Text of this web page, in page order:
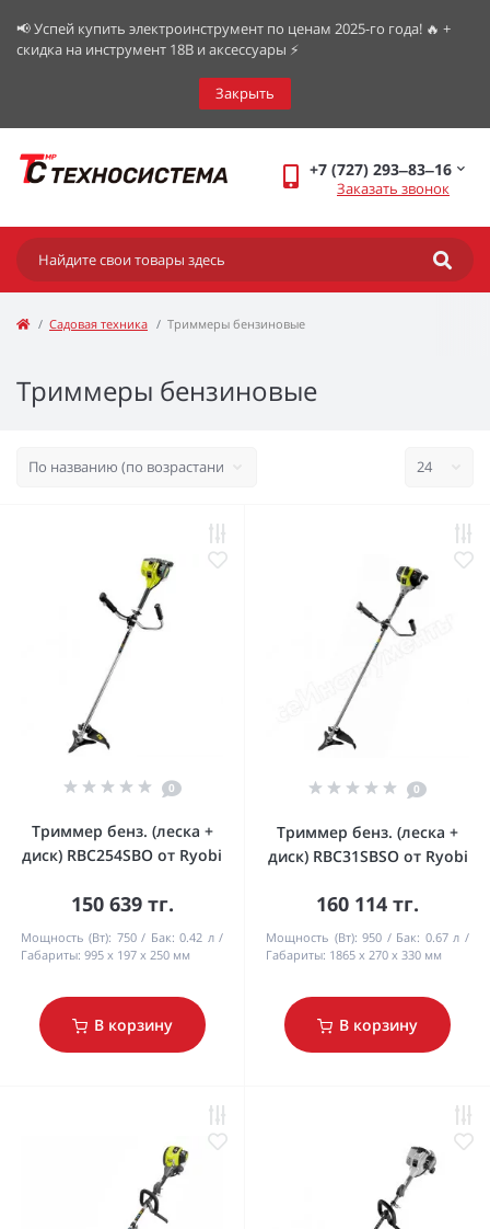
📢 Успей купить электроинструмент по ценам 2025-го года! 🔥 +
скидка на инструмент 18В и аксессуары ⚡️
Закрыть
+7 (727) 293‒83‒16
Заказать звонок
Садовая техника Триммеры бензиновые
Триммеры бензиновые
0
Триммер бенз. (леска +
диск) RBC254SBO от Ryobi
150 639 тг.
Мощность (Вт): 750 Бак: 0.42 л
Габариты: 995 х 197 х 250 мм
В корзину
0
Триммер бенз. (леска +
диск) RBC31SBSO от Ryobi
160 114 тг.
Мощность (Вт): 950 Бак: 0.67 л
Габариты: 1865 х 270 х 330 мм
В корзину